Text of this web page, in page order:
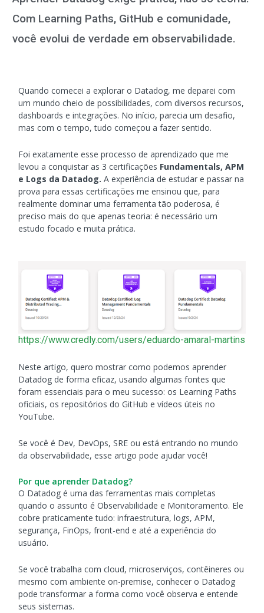
Com Learning Paths, GitHub e comunidade,
você evolui de verdade em observabilidade.
Quando comecei a explorar o Datadog, me deparei com
um mundo cheio de possibilidades, com diversos recursos,
dashboards e integrações. No início, parecia um desafio,
mas com o tempo, tudo começou a fazer sentido.
Foi exatamente esse processo de aprendizado que me
levou a conquistar as 3 certificações Fundamentals, APM
e Logs da Datadog. A experiência de estudar e passar na
prova para essas certificações me ensinou que, para
realmente dominar uma ferramenta tão poderosa, é
preciso mais do que apenas teoria: é necessário um
estudo focado e muita prática.
https://www.credly.com/users/eduardo-amaral-martins
Neste artigo, quero mostrar como podemos aprender
Datadog de forma eficaz, usando algumas fontes que
foram essenciais para o meu sucesso: os Learning Paths
oficiais, os repositórios do GitHub e vídeos úteis no
YouTube.
Se você é Dev, DevOps, SRE ou está entrando no mundo
da observabilidade, esse artigo pode ajudar você!
Por que aprender Datadog?
O Datadog é uma das ferramentas mais completas
quando o assunto é Observabilidade e Monitoramento. Ele
cobre praticamente tudo: infraestrutura, logs, APM,
segurança, FinOps, front-end e até a experiência do
usuário.
Se você trabalha com cloud, microserviços, contêineres ou
mesmo com ambiente on-premise, conhecer o Datadog
pode transformar a forma como você observa e entende
seus sistemas.